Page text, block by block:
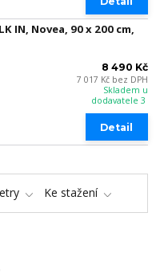
IN, Novea, 90 x 200 cm,
8 490 Kč
7 017 Kč bez DPH
Skladem u
dodavatele 3
Detail
Ke stažení